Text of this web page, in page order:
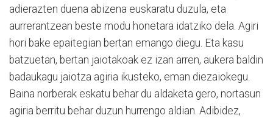
adierazten duena abizena euskaratu duzula, eta
aurrerantzean beste modu honetara idatziko dela. Agiri
hori bake epaitegian bertan emango diegu. Eta kasu
batzuetan, bertan jaiotakoak ez izan arren, aukera baldin
badaukagu jaiotza agiria ikusteko, eman diezaiokegu.
Baina norberak eskatu behar du aldaketa gero, nortasun
agiria berritu behar duzun hurrengo aldian. Adibidez,